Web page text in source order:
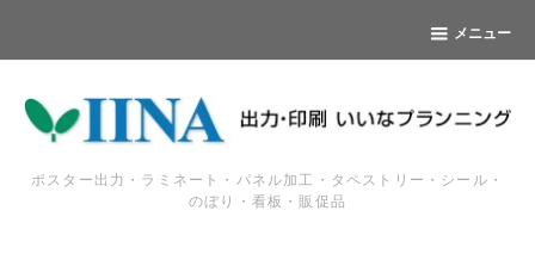
メニュー
ポスター出力・ラミネート・パネル加工・タペストリー・シール・
のぼり・看板・販促品